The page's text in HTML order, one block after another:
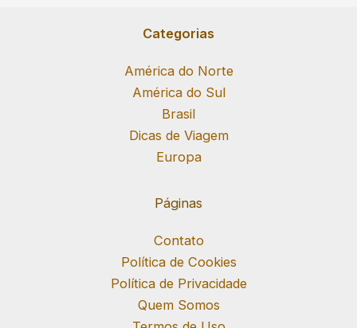
Categorias
América do Norte
América do Sul
Brasil
Dicas de Viagem
Europa
Páginas
Contato
Política de Cookies
Política de Privacidade
Quem Somos